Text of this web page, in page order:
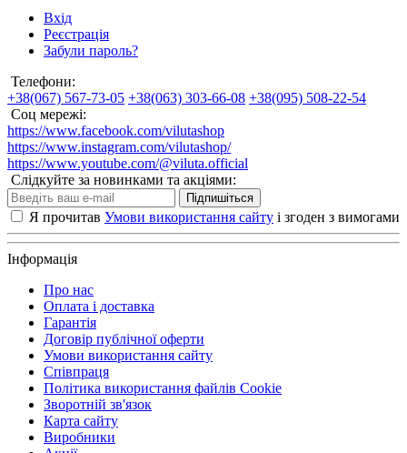
Вхід
Реєстрація
Забули пароль?
Телефони:
+38(067) 567-73-05 +38(063) 303-66-08 +38(095) 508-22-54
Соц мережі:
https://www.facebook.com/vilutashop
https://www.instagram.com/vilutashop/
https://www.youtube.com/@viluta.official
Слідкуйте за новинками та акціями:
Підпишіться
Я прочитав Умови використання сайту і згоден з вимогами
Інформація
Про нас
Оплата і доставка
Гарантія
Договір публічної оферти
Умови використання сайту
Співпраця
Політика використання файлів Cookie
Зворотній зв'язок
Карта сайту
Виробники